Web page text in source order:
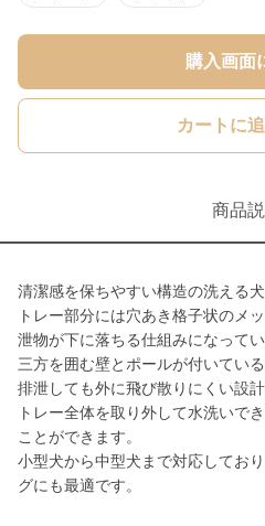
購入画面
カートに
商品
清潔感を保ちやすい構造の洗える犬
トレー部分には穴あき格子状のメ
泄物が下に落ちる仕組みになってい
三方を囲む壁とポールが付いてい
排泄しても外に飛び散りにくい設計
トレー全体を取り外して水洗いで
ことができます。
小型犬から中型犬まで対応してお
グにも最適です。